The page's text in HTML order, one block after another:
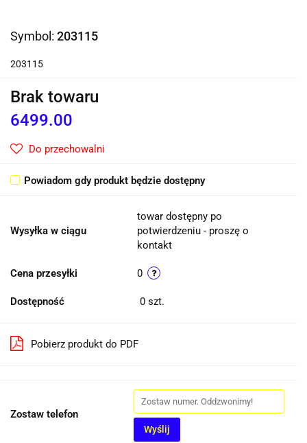
Symbol: 203115
203115
Brak towaru
6499.00
Do przechowalni
Powiadom gdy produkt będzie dostępny
Wysyłka w ciągu
towar dostępny po
potwierdzeniu - proszę o
kontakt
Cena przesyłki 0
Dostępność 0 szt.
Pobierz produkt do PDF
Zostaw telefon
Wyślij